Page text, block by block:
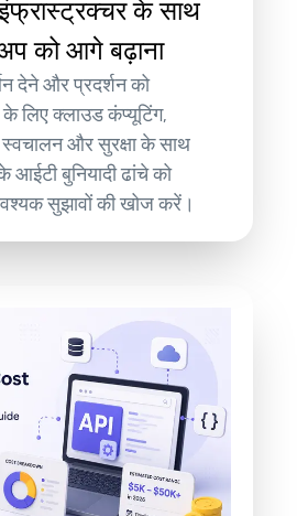
के साथ
को आगे बढ़ाना
देने और प्रदर्शन को
लिए क्लाउड कंप्यूटिंग,
और सुरक्षा के साथ
आईटी बुनियादी ढांचे को
सुझावों की खोज करें।